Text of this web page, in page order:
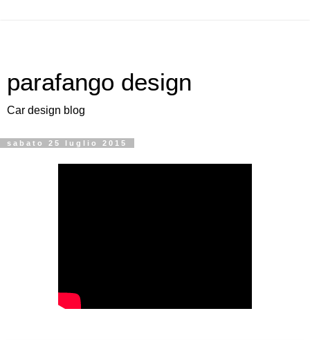
parafango design
Car design blog
sabato 25 luglio 2015